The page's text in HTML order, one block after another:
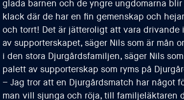
glada barnen och de yngre ungdomarna
klack där de har en fin gemenskap och
och torrt! Det är jätteroligt att vara
av supporterskapet, säger Nils som är mån
i den stora Djurgårdsfamiljen, säger Nils
palett av supporterskap som ryms på
– Jag tror att en Djurgårdsmatch har något
man vill sjunga och röja, till familjeläktaren